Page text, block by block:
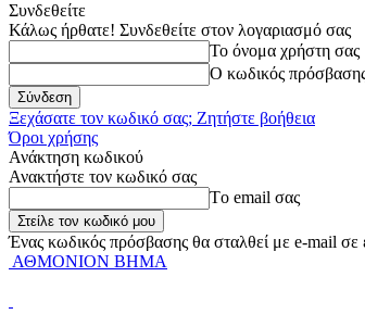
Συνδεθείτε
Κάλως ήρθατε! Συνδεθείτε στον λογαριασμό σας
Το όνομα χρήστη σας
Ο κωδικός
Ξεχάσατε τον κωδικό σας; Ζητήστε βοήθεια
Όροι χρήσης
Ανάκτηση κωδικού
Ανακτήστε τον κωδικό σας
Tο email σας
Ένας κωδικός πρόσβασης θα σταλθεί με e-mail σε
ΑΘΜΟΝΙΟΝ ΒΗΜΑ